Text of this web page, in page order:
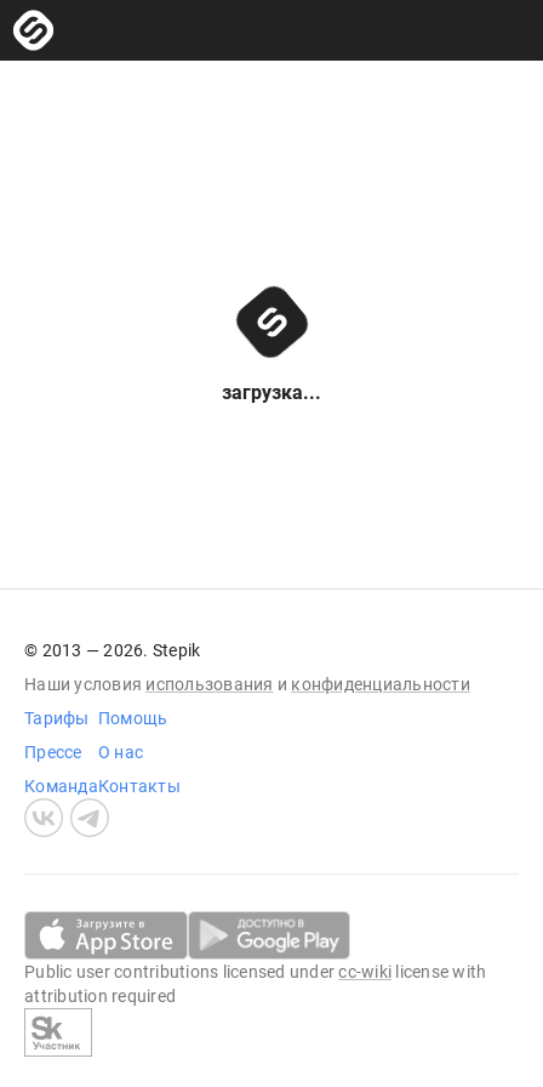
загрузка...
© 2013 — 2026. Stepik
Наши условия использования и конфиденциальности
Тарифы
Прессе
Команда
Помощь
О нас
Контакты
Public user contributions licensed undercc-wiki license with
attribution required